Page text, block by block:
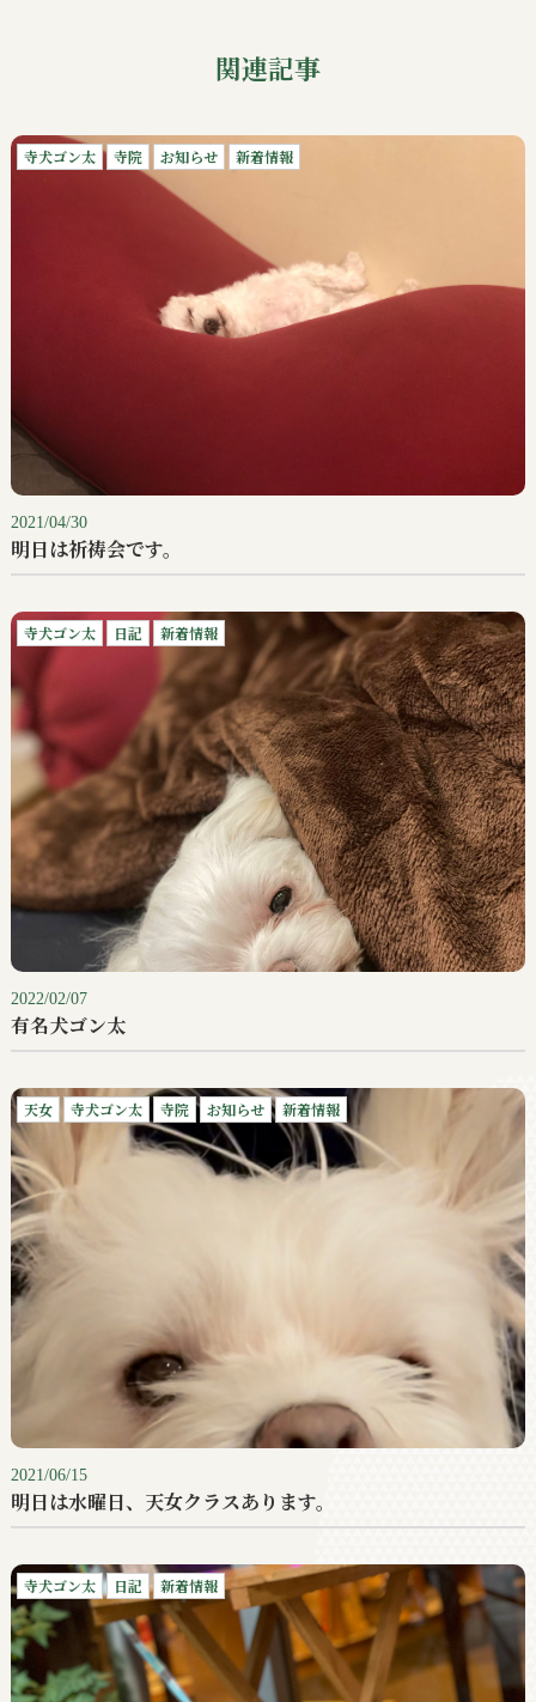
関連記事
寺犬ゴン太 寺院 お知らせ 新着情報
2021/04/30
明日は祈祷会です。
寺犬ゴン太 日記 新着情報
2022/02/07
有名犬ゴン太
天女 寺犬ゴン太 寺院 お知らせ 新着情報
2021/06/15
明日は水曜日、天女クラスあります。
寺犬ゴン太 日記 新着情報